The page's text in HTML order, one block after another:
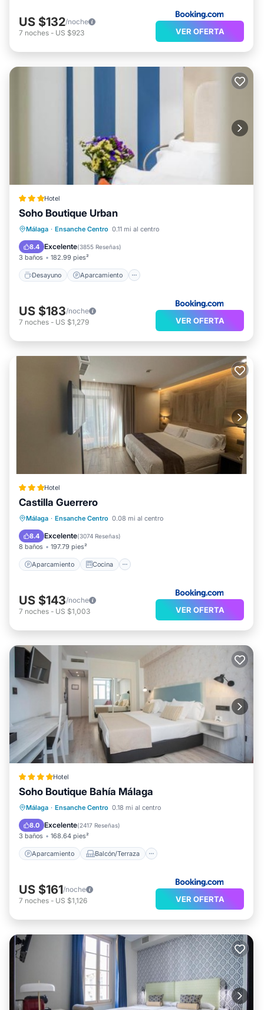
US $132/noche
7 noches - US $923 VER OFERTA
Hotel
Soho Boutique Urban
Málaga · Ensanche Centro 0.11 mi al centro
8.4 Excelente(3855 Reseñas)
3 baños 182.99 pies²
Desayuno Aparcamiento
Desayuno
Aparcamiento
Aire acondicionado
US $183/noche
7 noches - US $1,279 VER OFERTA
Hotel
Castilla Guerrero
Málaga · Ensanche Centro 0.08 mi al centro
8.4 Excelente(3074 Reseñas)
8 baños 197.79 pies²
Aparcamiento Cocina
Aparcamiento
Cocina
Aire acondicionado
US $143/noche
7 noches - US $1,003 VER OFERTA
Hotel
Soho Boutique Bahía Málaga
Málaga · Ensanche Centro 0.18 mi al centro
8.0 Excelente(2417 Reseñas)
3 baños 168.64 pies²
Aparcamiento Balcón/Terraza
Aparcamiento
Balcón/Terraza
Aire acondicionado
US $161/noche
7 noches - US $1,126 VER OFERTA